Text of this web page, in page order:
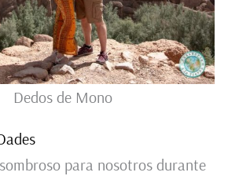
Dedos de Mono
para nosotros durante